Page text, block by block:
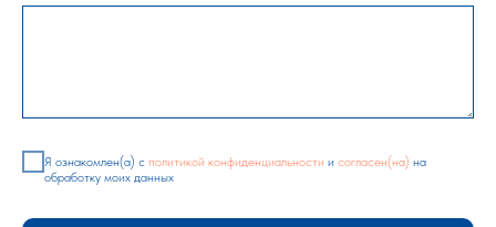
Я ознакомлен(а) с политикой конфиденциальности и согласен(на) на
обработку моих данных